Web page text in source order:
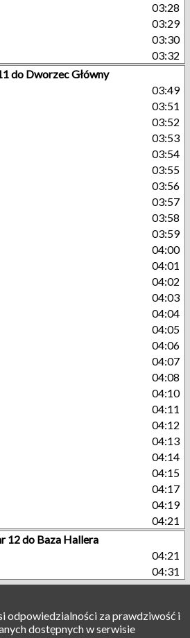
03:28
03:29
03:30
03:32
do Dworzec Główny
03:49
03:51
03:52
03:53
03:54
03:55
03:56
03:57
03:58
03:59
04:00
04:01
04:02
04:03
04:04
04:05
04:06
04:07
04:08
04:10
04:11
04:12
04:13
04:14
04:15
04:17
04:19
04:21
12 do Baza Hallera
04:21
04:31
odpowiedzialności za prawdziwość i
dostępnych w serwisie